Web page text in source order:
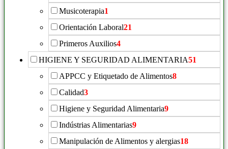
Musicoterapia1
Orientación Laboral21
Primeros Auxilios4
HIGIENE Y SEGURIDAD ALIMENTARIA51
APPCC y Etiquetado de Alimentos8
Calidad3
Higiene y Seguridad Alimentaria9
Indústrias Alimentarias9
Manipulación de Alimentos y alergias18